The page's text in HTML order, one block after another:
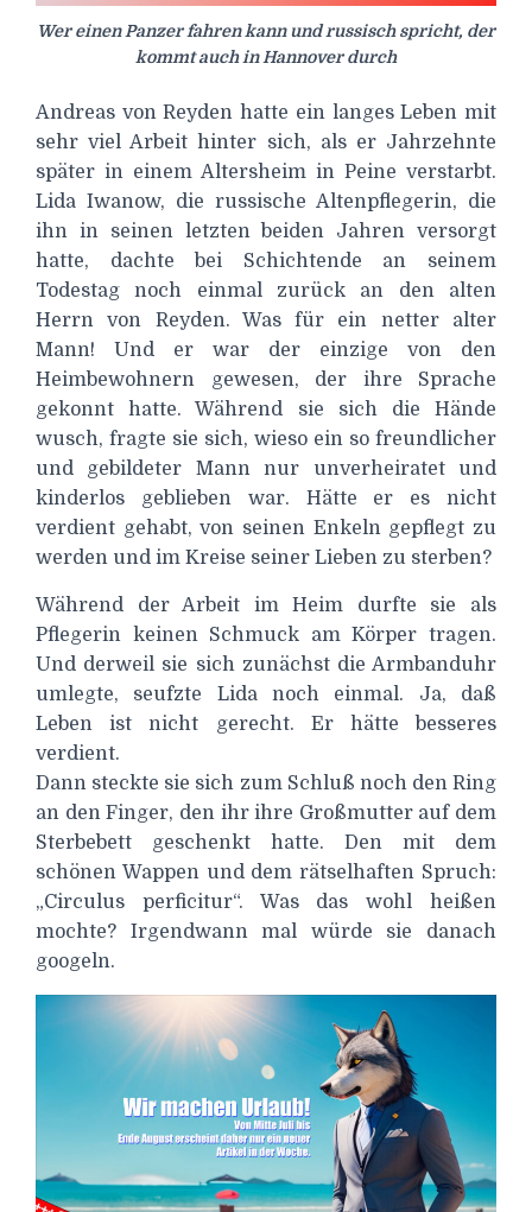
Wer einen Panzer fahren kann und russisch spricht, der
kommt auch in Hannover durch
Andreas von Reyden hatte ein langes Leben mit
sehr viel Arbeit hinter sich, als er Jahrzehnte
später in einem Altersheim in Peine verstarbt.
Lida Iwanow, die russische Altenpflegerin, die
ihn in seinen letzten beiden Jahren versorgt
hatte, dachte bei Schichtende an seinem
Todestag noch einmal zurück an den alten
Herrn von Reyden. Was für ein netter alter
Mann! Und er war der einzige von den
Heimbewohnern gewesen, der ihre Sprache
gekonnt hatte. Während sie sich die Hände
wusch, fragte sie sich, wieso ein so freundlicher
und gebildeter Mann nur unverheiratet und
kinderlos geblieben war. Hätte er es nicht
verdient gehabt, von seinen Enkeln gepflegt zu
werden und im Kreise seiner Lieben zu sterben?
Während der Arbeit im Heim durfte sie als
Pflegerin keinen Schmuck am Körper tragen.
Und derweil sie sich zunächst die Armbanduhr
umlegte, seufzte Lida noch einmal. Ja, daß
Leben ist nicht gerecht. Er hätte besseres
verdient.
Dann steckte sie sich zum Schluß noch den Ring
an den Finger, den ihr ihre Großmutter auf dem
Sterbebett geschenkt hatte. Den mit dem
schönen Wappen und dem rätselhaften Spruch:
„Circulus perficitur“. Was das wohl heißen
mochte? Irgendwann mal würde sie danach
googeln.